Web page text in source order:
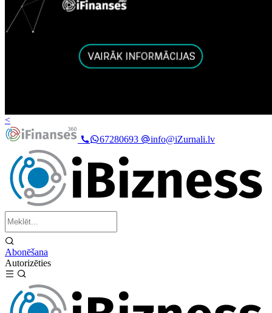
<
67280693
info@iZurnali.lv
Abonēšana
Autorizēties